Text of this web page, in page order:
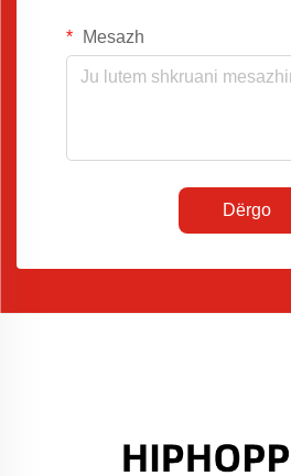
Mesazh
Dërgo